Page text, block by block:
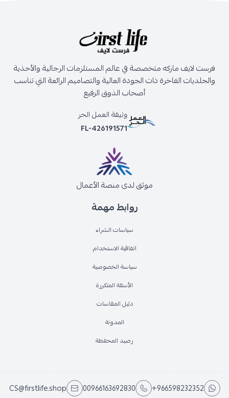
روابط مهمة
سياسات الشراء
اتفاقية الاستخدام
سياسة الخصوصية
الأسئلة المتكررة
دليل المقاسات
المدونة
رصيد المحفظة
فرست لايف ماركه متخصصة في عالم المستلزمات الرجالية والأحذية
والجلديات الفاخرة ذات الجودة العالية والتصاميم الرائعة التي تناسب
أصحاب الذوق الرفيع
وثيقة العمل الحر
FL-426191571
موثق لدى منصة الأعمال
+966598232352
00966163692830
CS@firstlife.shop